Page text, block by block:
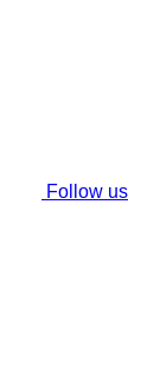
Follow us